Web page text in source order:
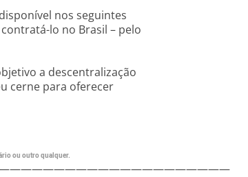
nos seguintes
lo no Brasil – pelo
a descentralização
cerne para oferecer
ou outro qualquer.